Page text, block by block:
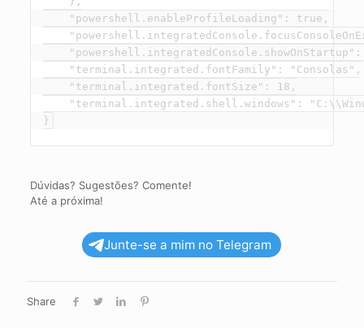
    "powershell.enableProfileLoading": true,
    "terminal.integrated.fontFamily": "Consolas",
    "terminal.integrated.fontSize": 18,
"terminal.integrated.shell.windows":
}
Dúvidas? Sugestões? Comente!
Até a próxima!
Junte-se a mim no Telegram
Share